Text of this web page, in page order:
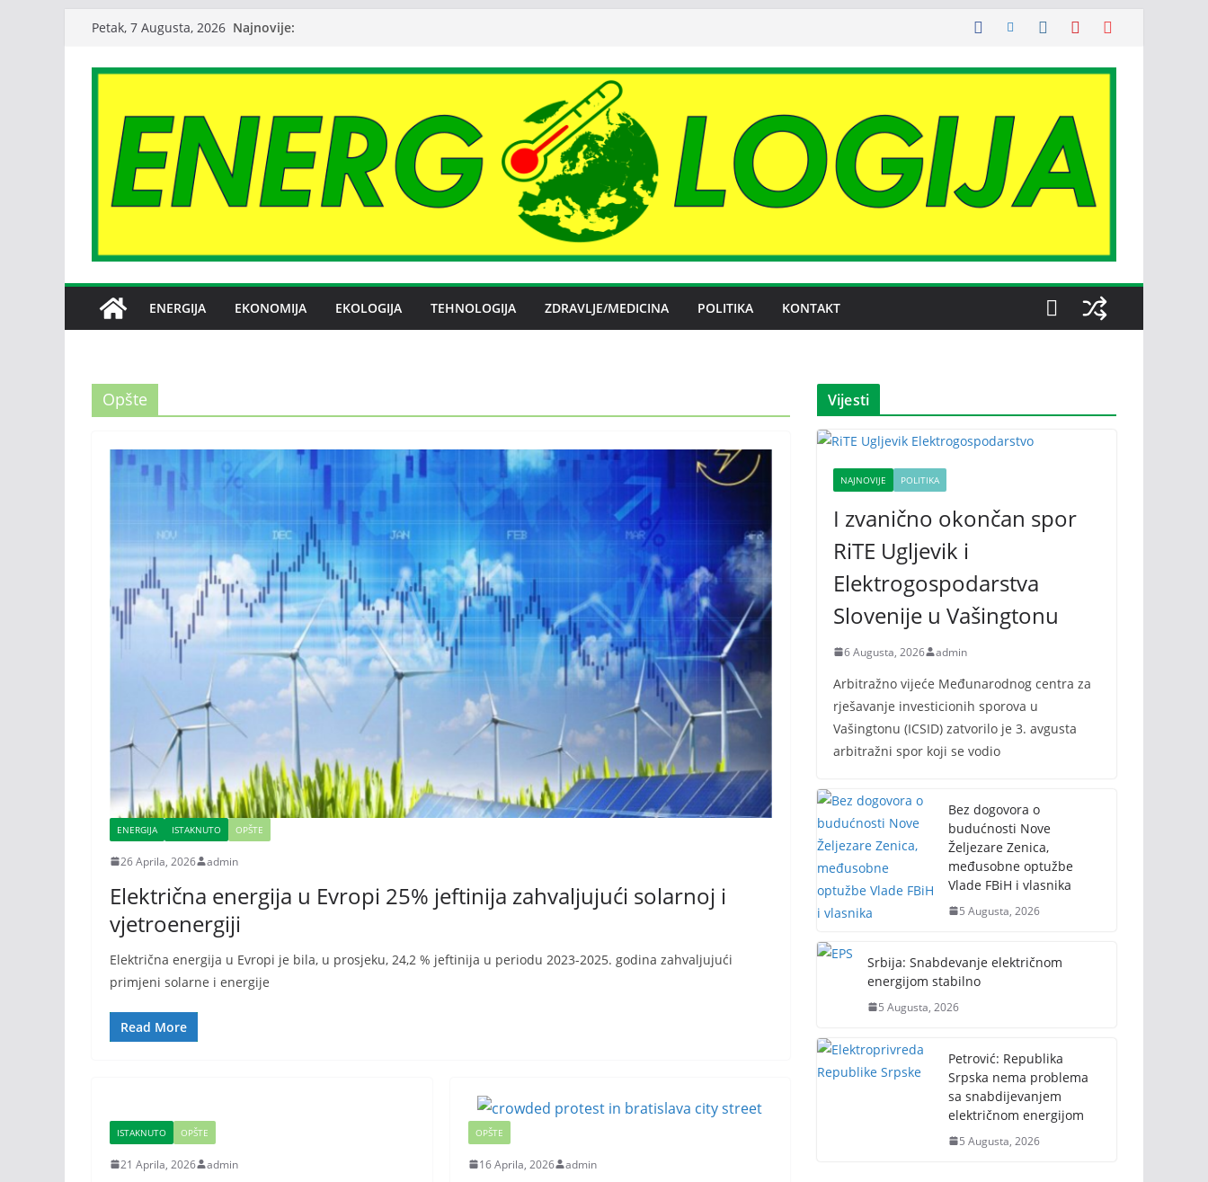
content
Petak, 7 Augusta, 2026 Najnovije:
ENERGIJA EKONOMIJA EKOLOGIJA TEHNOLOGIJA ZDRAVLJE/MEDICINA POLITIKA KONTAKT
Opšte
ENERGIJA ISTAKNUTO OPŠTE
26 Aprila, 2026 admin
Električna energija u Evropi 25% jeftinija zahvaljujući solarnoj i
vjetroenergiji
Električna energija u Evropi je bila, u prosjeku, 24,2 % jeftinija u periodu 2023-2025. godina zahvaljujući
primjeni solarne i energije
Read More
ISTAKNUTO OPŠTE
21 Aprila, 2026 admin
OPŠTE
16 Aprila, 2026 admin
Vijesti
NAJNOVIJE POLITIKA
I zvanično okončan spor
RiTE Ugljevik i
Elektrogospodarstva
Slovenije u Vašingtonu
6 Augusta, 2026 admin
Arbitražno vijeće Međunarodnog centra za
rješavanje investicionih sporova u
Vašingtonu (ICSID) zatvorilo je 3. avgusta
arbitražni spor koji se vodio
Bez dogovora o
budućnosti Nove
Željezare Zenica,
međusobne optužbe
Vlade FBiH i vlasnika
5 Augusta, 2026
Srbija: Snabdevanje električnom
energijom stabilno
5 Augusta, 2026
Petrović: Republika
Srpska nema problema
sa snabdijevanjem
električnom energijom
5 Augusta, 2026